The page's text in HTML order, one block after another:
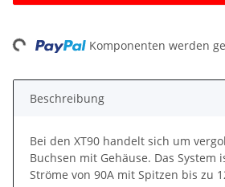
Komponenten werden
Beschreibung
Bei den XT90 handelt sich um
Buchsen mit Gehäuse. Das System
Ströme von 90A mit Spitzen bis zu